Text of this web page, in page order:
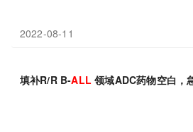
2022-08-11
填补R/R B-ALL领域ADC药物空白，